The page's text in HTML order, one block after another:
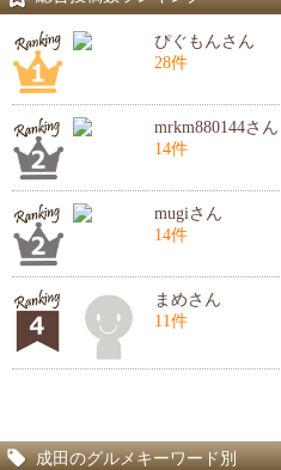
ぴぐもんさん
28件
mrkm880144さん
14件
mugiさん
14件
まめさん
11件
成田のグルメキーワード別